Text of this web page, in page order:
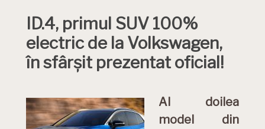
ID.4, primul SUV 100%
electric de la Volkswagen,
în sfârșit prezentat oficial!
Al doilea
model din